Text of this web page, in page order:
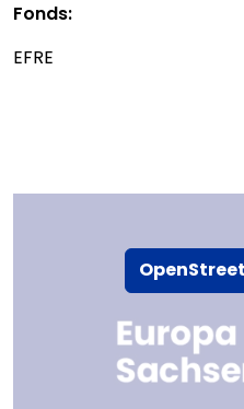
Fonds:
EFRE